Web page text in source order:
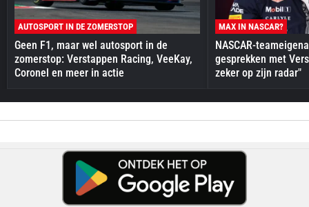
AUTOSPORT IN DE ZOMERSTOP
Geen F1, maar wel autosport in de
zomerstop: Verstappen Racing, VeeKay,
Coronel en meer in actie
MAX IN NASCAR?
NASCAR-
gesprekken met
zeker op zijn radar"